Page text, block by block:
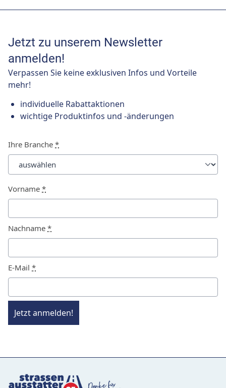
Jetzt zu unserem Newsletter
anmelden!
Verpassen Sie keine exklusiven Infos und Vorteile
mehr!
individuelle Rabattaktionen
wichtige Produktinfos und -änderungen
Ihre Branche *
Vorname *
Nachname *
E-Mail *
Jetzt anmelden!